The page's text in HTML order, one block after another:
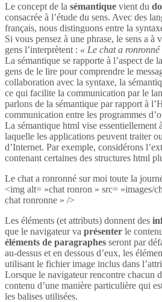
Le concept de la sémantique vient du
consacrée à l’étude du sens. Avec des
français, nous distinguons entre la
Si vous pensez à une phrase, le sens a à
gens l’interprètent : « Le chat a
La sémantique se rapporte à l’aspect de
gens de le lire pour comprendre le
collaboration avec la syntaxe, la
ce qui facilite la communication par le
parlons de la sémantique par rapport à
communication entre les programmes
La sémantique html vise essentiellement
laquelle les applications peuvent traiter
d’Internet. Par exemple, considérons
contenant certaines des structures html
Le chat a ronronné sur moi toute la
<img alt= »chat ronron » src= »images/
chat ronronne » />
Les éléments (et attributs) donnent des
que le navigateur va présenter le
éléments de paragraphes seront par
au-dessus et en dessous d’eux, les
utilisant le fichier image inclus dans
Lorsque le navigateur rencontre chacun
contenu d’une manière particulière qui
les balises utilisées.